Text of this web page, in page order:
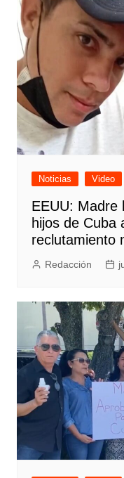
Noticias Video
EEUU: Madre
hijos de Cuba
reclutamiento
Redacción